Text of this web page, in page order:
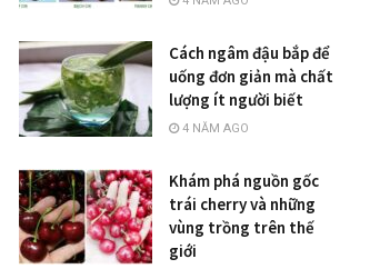
Cách ngâm đậu bắp để
uống đơn giản mà chất
lượng ít người biết
4 NĂM AGO
Khám phá nguồn gốc
trái cherry và những
vùng trồng trên thế
giới